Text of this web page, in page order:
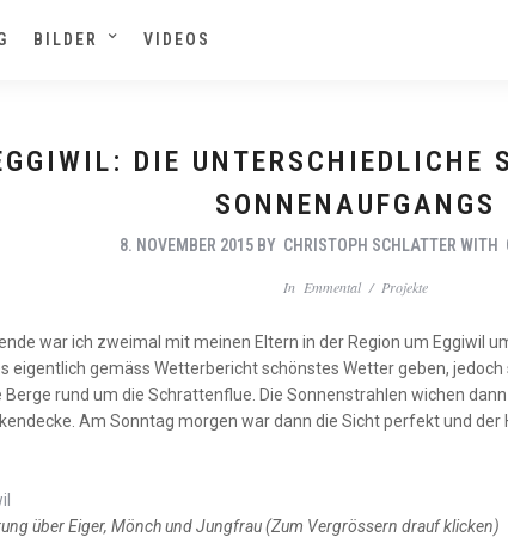
BILDER VIDEOS
DIE UNTERSCHIEDLICHE
SONNENAUFGANGS
8. NOVEMBER 2015 BY CHRISTOPH SCHLATTER WITH
In Emmental/ Projekte
war ich zweimal mit meinen Eltern in der Region um Eggiwil
eigentlich gemäss Wetterbericht schönstes Wetter geben,
Berge rund um die Schrattenflue. Die Sonnenstrahlen wichen
Am Sonntag morgen war dann die Sicht perfekt und der
über Eiger, Mönch und Jungfrau (Zum Vergrössern drauf klicken)